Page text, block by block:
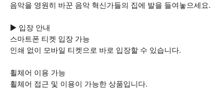
음악을 영원히 바꾼 음악 혁신가들의 집에 발을 들여놓으세요.
▶ 입장 안내
스마트폰 티켓 입장 가능
인쇄 없이 모바일 티켓으로 바로 입장할 수 있습니다.
휠체어 이용 가능
휠체어 접근 및 이용이 가능한 상품입니다.